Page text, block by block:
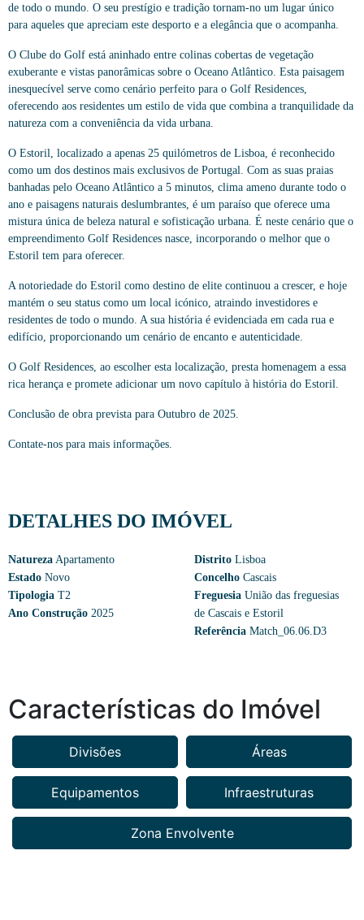
de todo o mundo. O seu prestígio e tradição tornam-no um lugar único
para aqueles que apreciam este desporto e a elegância que o acompanha.
O Clube do Golf está aninhado entre colinas cobertas de vegetação
exuberante e vistas panorâmicas sobre o Oceano Atlântico. Esta paisagem
inesquecível serve como cenário perfeito para o Golf Residences,
oferecendo aos residentes um estilo de vida que combina a tranquilidade da
natureza com a conveniência da vida urbana.
O Estoril, localizado a apenas 25 quilómetros de Lisboa, é reconhecido
como um dos destinos mais exclusivos de Portugal. Com as suas praias
banhadas pelo Oceano Atlântico a 5 minutos, clima ameno durante todo o
ano e paisagens naturais deslumbrantes, é um paraíso que oferece uma
mistura única de beleza natural e sofisticação urbana. É neste cenário que o
empreendimento Golf Residences nasce, incorporando o melhor que o
Estoril tem para oferecer.
A notoriedade do Estoril como destino de elite continuou a crescer, e hoje
mantém o seu status como um local icónico, atraindo investidores e
residentes de todo o mundo. A sua história é evidenciada em cada rua e
edifício, proporcionando um cenário de encanto e autenticidade.
O Golf Residences, ao escolher esta localização, presta homenagem a essa
rica herança e promete adicionar um novo capítulo à história do Estoril.
Conclusão de obra prevista para Outubro de 2025.
Contate-nos para mais informações.
DETALHES DO IMÓVEL
Natureza Apartamento
Estado Novo
Tipologia T2
Ano Construção 2025
Distrito Lisboa
Concelho Cascais
Freguesia União das freguesias
de Cascais e Estoril
Referência Match_06.06.D3
Características do Imóvel
Divisões Áreas
Equipamentos Infraestruturas
Zona Envolvente